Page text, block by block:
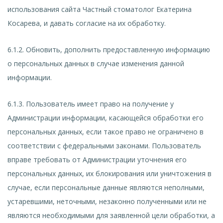
использования сайта Частный стоматолог Екатерина
Косарева, и давать согласие на их обработку.
6.1.2. Обновить, дополнить предоставленную информацию
о персональных данных в случае изменения данной
информации.
6.1.3. Пользователь имеет право на получение у
Администрации информации, касающейся обработки его
персональных данных, если такое право не ограничено в
соответствии с федеральными законами. Пользователь
вправе требовать от Администрации уточнения его
персональных данных, их блокирования или уничтожения в
случае, если персональные данные являются неполными,
устаревшими, неточными, незаконно полученными или не
являются необходимыми для заявленной цели обработки, а